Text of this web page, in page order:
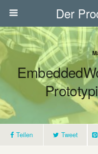
Der
Teilen Tweet